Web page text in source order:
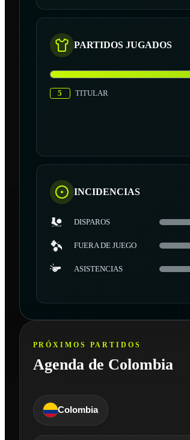
PARTIDOS JUGADOS
5 TITULAR
INCIDENCIAS
DISPAROS
FUERA DE JUEGO
ASISTENCIAS
PRÓXIMOS PARTIDOS
Agenda de Colombia
Colombia